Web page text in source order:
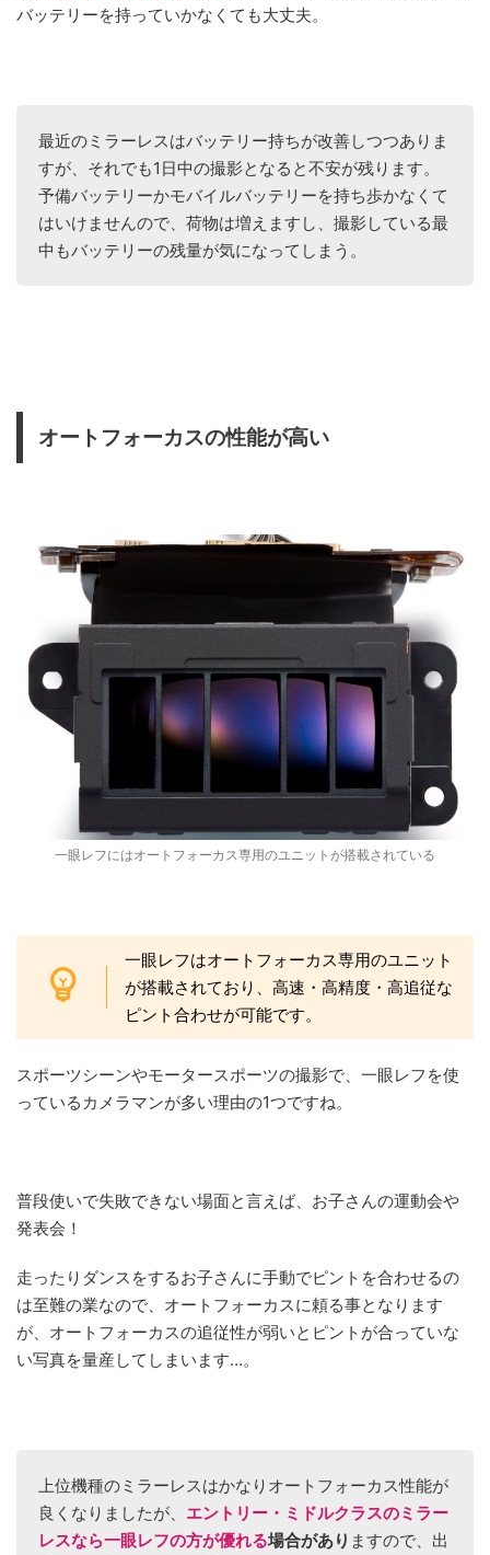
バッテリーを持っていかなくても大丈夫。
最近のミラーレスはバッテリー持ちが改善しつつありま
すが、それでも1日中の撮影となると不安が残ります。
予備バッテリーかモバイルバッテリーを持ち歩かなくて
はいけませんので、荷物は増えますし、撮影している最
中もバッテリーの残量が気になってしまう。
オートフォーカスの性能が高い
一眼レフにはオートフォーカス専用のユニットが搭載されている
一眼レフはオートフォーカス専用のユニット
が搭載されており、高速・高精度・高追従な
ピント合わせが可能です。
スポーツシーンやモータースポーツの撮影で、一眼レフを使
っているカメラマンが多い理由の1つですね。
普段使いで失敗できない場面と言えば、お子さんの運動会や
発表会！
走ったりダンスをするお子さんに手動でピントを合わせるの
は至難の業なので、オートフォーカスに頼る事となります
が、オートフォーカスの追従性が弱いとピントが合っていな
い写真を量産してしまいます…。
上位機種のミラーレスはかなりオートフォーカス性能が
良くなりましたが、 エントリー・ミドルクラスのミラー
レスなら一眼レフの方が優れる場合があり ますので、出